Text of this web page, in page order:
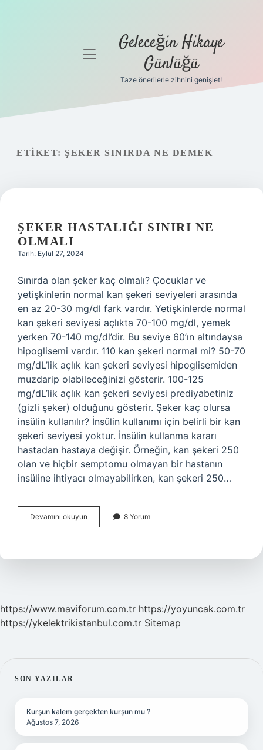
Gizlilik
Yasal Uyarı
Hakkımızda
menüyü Geleceğin Hikaye
Günlüğü
Taze önerilerle zihnini genişlet!
ETIKET: ŞEKER SINIRDA NE DEMEK
ŞEKER HASTALIĞI SINIRI NE
OLMALI
Tarih: Eylül 27, 2024
Sınırda olan şeker kaç olmalı? Çocuklar ve
yetişkinlerin normal kan şekeri seviyeleri arasında
en az 20-30 mg/dl fark vardır. Yetişkinlerde normal
kan şekeri seviyesi açlıkta 70-100 mg/dl, yemek
yerken 70-140 mg/dl’dir. Bu seviye 60’ın altındaysa
hipoglisemi vardır. 110 kan şekeri normal mi? 50-70
mg/dL’lik açlık kan şekeri seviyesi hipoglisemiden
muzdarip olabileceğinizi gösterir. 100-125
mg/dL’lik açlık kan şekeri seviyesi prediyabetiniz
(gizli şeker) olduğunu gösterir. Şeker kaç olursa
insülin kullanılır? İnsülin kullanımı için belirli bir kan
şekeri seviyesi yoktur. İnsülin kullanma kararı
hastadan hastaya değişir. Örneğin, kan şekeri 250
olan ve hiçbir semptomu olmayan bir hastanın
insüline ihtiyacı olmayabilirken, kan şekeri 250…
Devamını okuyun
Hastalığı
Olmalı
8 Yorum
https://www.maviforum.com.tr https://yoyuncak.com.tr
https://ykelektrikistanbul.com.tr Sitemap
SIDEBAR
SON YAZILAR
Kurşun kalem gerçekten kurşun mu ?
Ağustos 7, 2026